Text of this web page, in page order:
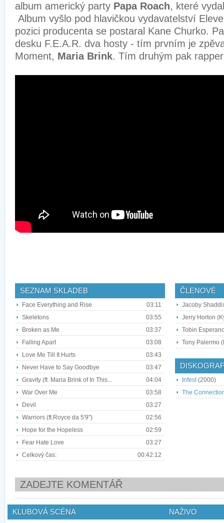
album americký party Papa Roach, které
Album vyšlo pod hlavičkou vydavatelství
pozici producenta se postaral Kane Churko.
desku F.E.A.R. dva hosty - tím prvním je
Moment, Maria Brink. Tím druhým pak
SEZNAM SKLADEB
Face Everything and Rise
03:11
Skeletons
03:55
Broken as Me
03:37
Falling Apart
03:08
Love Me Till It Hurts
03:43
Never Have to Say Goodbye
03:47
Gravity (ft. Maria Brink of In This...
04:04
War Over Me
03:58
Devil
03:27
Warriors (ft.Royce da 5'9")
02:56
Hope for the Hopeless
02:59
Fear Hate Love
03:27
Celkový čas:
00:42:12
ČLENOVÉ
Jacoby
Jerry Horton
Tobin
Tony Palermo
Infest(2000)
The
ZADEJTE KOMENTÁŘ
KLUBOVÁ SCÉNA NAŽIVO